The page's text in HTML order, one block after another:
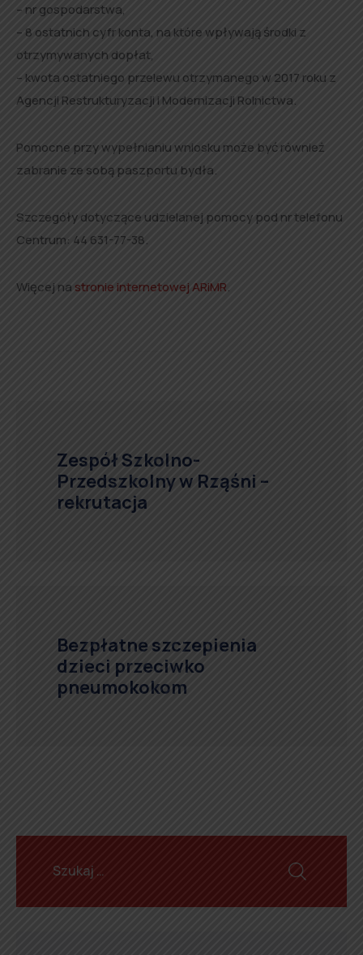
– nr gospodarstwa,
– 8 ostatnich cyfr konta, na które wpływają środki z
otrzymywanych dopłat,
– kwota ostatniego przelewu otrzymanego w 2017 roku z
Agencji Restrukturyzacji i Modernizacji Rolnictwa.
Pomocne przy wypełnianiu wniosku może być również
zabranie ze sobą paszportu bydła.
Szczegóły dotyczące udzielanej pomocy pod nr telefonu
Centrum: 44 631-77-38.
Więcej na stronie internetowej ARiMR.
Zespół Szkolno-
Przedszkolny w Rząśni –
rekrutacja
Bezpłatne szczepienia
dzieci przeciwko
pneumokokom